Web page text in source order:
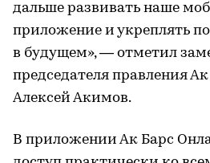
дальше развивать наше
приложение и укреплять
в будущем», — отметил
председателя правления
Алексей Акимов.
В приложении Ак Барс